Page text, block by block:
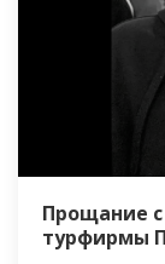
Прощание
турфирмы